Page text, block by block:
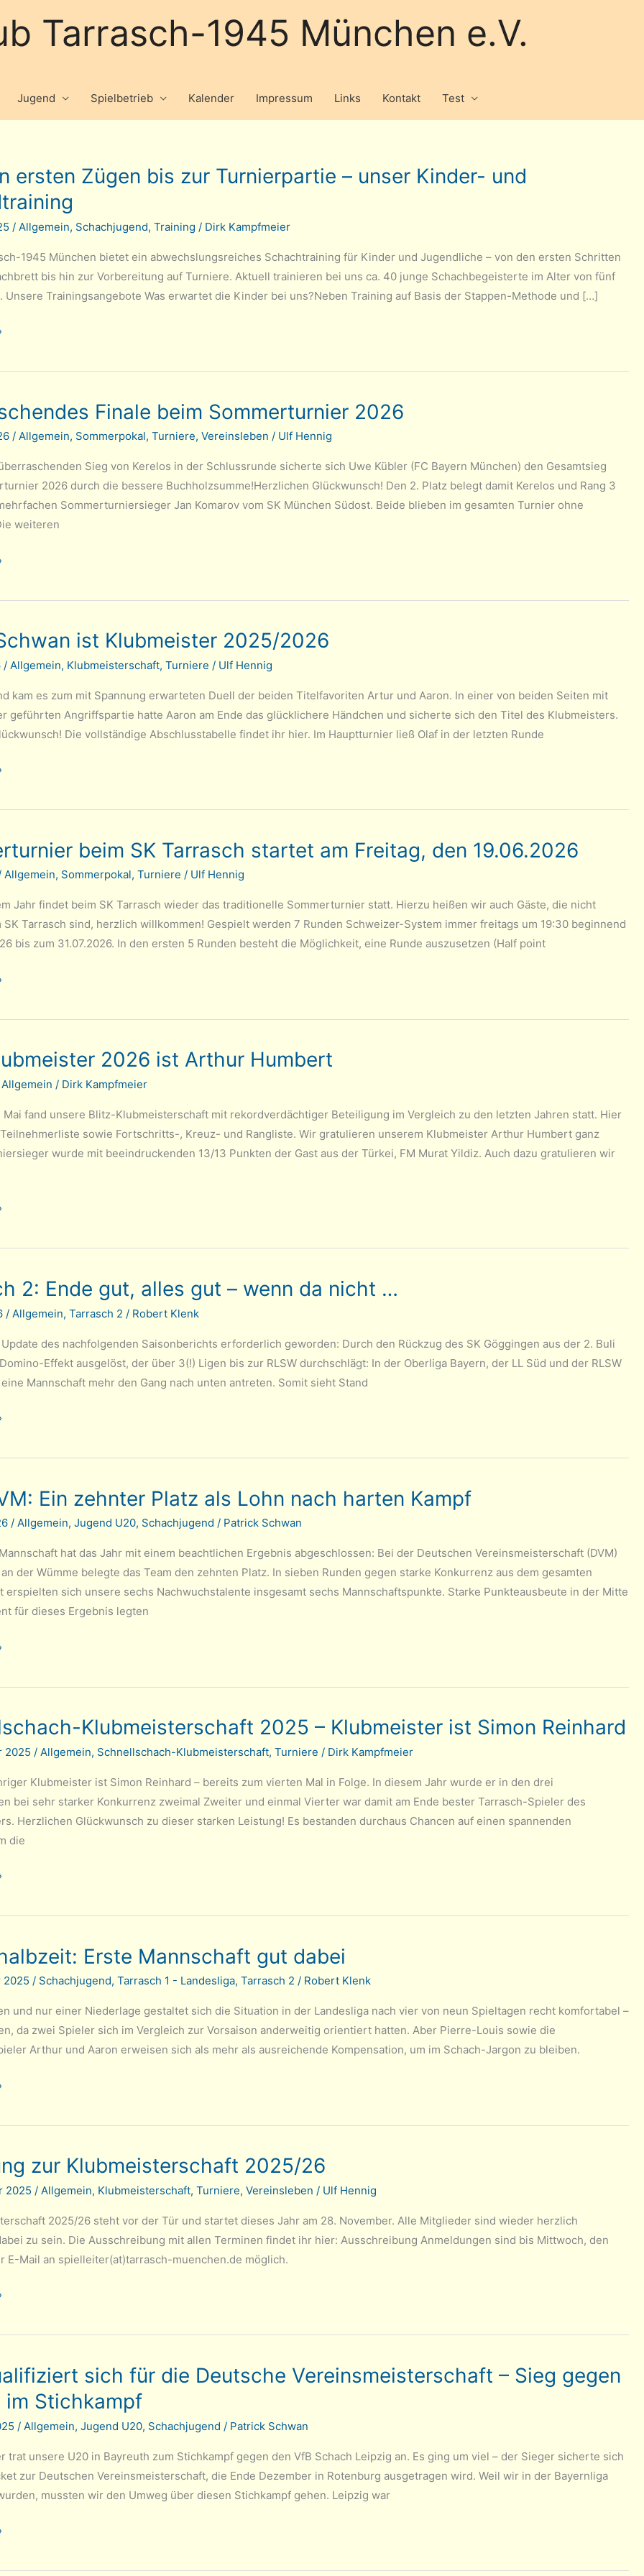
Tarrasch-1945 München e.V.
Jugend Spielbetrieb Kalender Impressum Links Kontakt Test
ersten Zügen bis zur Turnierpartie – unser Kinder- und
/ Allgemein, Schachjugend, Training / Dirk Kampfmeier
1945 München bietet ein abwechslungsreiches Schachtraining für Kinder und Jugendliche – von den ersten Schritten
bis hin zur Vorbereitung auf Turniere. Aktuell trainieren bei uns ca. 40 junge Schachbegeisterte im Alter von fünf
Unsere Trainingsangebote Was erwartet die Kinder bei uns?Neben Training auf Basis der Stappen-Methode und […]
Finale beim Sommerturnier 2026
/ Allgemein, Sommerpokal, Turniere, Vereinsleben / Ulf Hennig
Sieg von Kerelos in der Schlussrunde sicherte sich Uwe Kübler (FC Bayern München) den Gesamtsieg
2026 durch die bessere Buchholzsumme!Herzlichen Glückwunsch! Den 2. Platz belegt damit Kerelos und Rang 3
Sommerturniersieger Jan Komarov vom SK München Südost. Beide blieben im gesamten Turnier ohne
weiteren
ist Klubmeister 2025/2026
/ Allgemein, Klubmeisterschaft, Turniere / Ulf Hennig
kam es zum mit Spannung erwarteten Duell der beiden Titelfavoriten Artur und Aaron. In einer von beiden Seiten mit
geführten Angriffspartie hatte Aaron am Ende das glücklichere Händchen und sicherte sich den Titel des Klubmeisters.
Die vollständige Abschlusstabelle findet ihr hier. Im Hauptturnier ließ Olaf in der letzten Runde
beim SK Tarrasch startet am Freitag, den 19.06.2026
Allgemein, Sommerpokal, Turniere / Ulf Hennig
Jahr findet beim SK Tarrasch wieder das traditionelle Sommerturnier statt. Hierzu heißen wir auch Gäste, die nicht
SK Tarrasch sind, herzlich willkommen! Gespielt werden 7 Runden Schweizer-System immer freitags um 19:30 beginnend
bis zum 31.07.2026. In den ersten 5 Runden besteht die Möglichkeit, eine Runde auszusetzen (Half point
2026 ist Arthur Humbert
Allgemein / Dirk Kampfmeier
Mai fand unsere Blitz-Klubmeisterschaft mit rekordverdächtiger Beteiligung im Vergleich zu den letzten Jahren statt. Hier
sowie Fortschritts-, Kreuz- und Rangliste. Wir gratulieren unserem Klubmeister Arthur Humbert ganz
wurde mit beeindruckenden 13/13 Punkten der Gast aus der Türkei, FM Murat Yildiz. Auch dazu gratulieren wir
2: Ende gut, alles gut – wenn da nicht …
/ Allgemein, Tarrasch 2 / Robert Klenk
des nachfolgenden Saisonberichts erforderlich geworden: Durch den Rückzug des SK Göggingen aus der 2. Buli
Effekt ausgelöst, der über 3(!) Ligen bis zur RLSW durchschlägt: In der Oberliga Bayern, der LL Süd und der RLSW
Mannschaft mehr den Gang nach unten antreten. Somit sieht Stand
Ein zehnter Platz als Lohn nach harten Kampf
/ Allgemein, Jugend U20, Schachjugend / Patrick Schwan
hat das Jahr mit einem beachtlichen Ergebnis abgeschlossen: Bei der Deutschen Vereinsmeisterschaft (DVM)
der Wümme belegte das Team den zehnten Platz. In sieben Runden gegen starke Konkurrenz aus dem gesamten
erspielten sich unsere sechs Nachwuchstalente insgesamt sechs Mannschaftspunkte. Starke Punkteausbeute in der Mitte
für dieses Ergebnis legten
Klubmeisterschaft 2025 – Klubmeister ist Simon Reinhard
2025 / Allgemein, Schnellschach-Klubmeisterschaft, Turniere / Dirk Kampfmeier
Klubmeister ist Simon Reinhard – bereits zum vierten Mal in Folge. In diesem Jahr wurde er in den drei
bei sehr starker Konkurrenz zweimal Zweiter und einmal Vierter war damit am Ende bester Tarrasch-Spieler des
Herzlichen Glückwunsch zu dieser starken Leistung! Es bestanden durchaus Chancen auf einen spannenden
die
Erste Mannschaft gut dabei
2025 / Schachjugend, Tarrasch 1 - Landesliga, Tarrasch 2 / Robert Klenk
und nur einer Niederlage gestaltet sich die Situation in der Landesliga nach vier von neun Spieltagen recht komfortabel –
da zwei Spieler sich im Vergleich zur Vorsaison anderweitig orientiert hatten. Aber Pierre-Louis sowie die
Arthur und Aaron erweisen sich als mehr als ausreichende Kompensation, um im Schach-Jargon zu bleiben.
zur Klubmeisterschaft 2025/26
2025 / Allgemein, Klubmeisterschaft, Turniere, Vereinsleben / Ulf Hennig
2025/26 steht vor der Tür und startet dieses Jahr am 28. November. Alle Mitglieder sind wieder herzlich
zu sein. Die Ausschreibung mit allen Terminen findet ihr hier: Ausschreibung Anmeldungen sind bis Mittwoch, den
E-Mail an spielleiter(at)tarrasch-muenchen.de möglich.
sich für die Deutsche Vereinsmeisterschaft – Sieg gegen
im Stichkampf
/ Allgemein, Jugend U20, Schachjugend / Patrick Schwan
trat unsere U20 in Bayreuth zum Stichkampf gegen den VfB Schach Leipzig an. Es ging um viel – der Sieger sicherte sich
zur Deutschen Vereinsmeisterschaft, die Ende Dezember in Rotenburg ausgetragen wird. Weil wir in der Bayernliga
mussten wir den Umweg über diesen Stichkampf gehen. Leipzig war